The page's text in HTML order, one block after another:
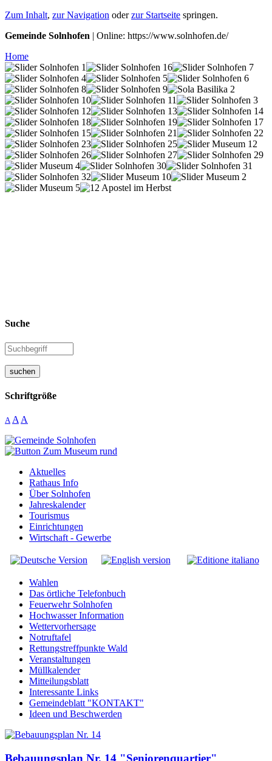
Zum Inhalt, zur Navigation oderzur Startseite springen.
Gemeinde Solnhofen | Online: https://www.solnhofen.de/
Home
Suche
suchen
Schriftgröße
A A A
Aktuelles
Rathaus Info
Über Solnhofen
Jahreskalender
Tourismus
Einrichtungen
Wirtschaft - Gewerbe
Wahlen
Das örtliche Telefonbuch
Feuerwehr Solnhofen
Hochwasser Information
Wettervorhersage
Notruftafel
Rettungstreffpunkte Wald
Veranstaltungen
Müllkalender
Mitteilungsblatt
Interessante Links
Gemeindeblatt "KONTAKT"
Ideen und Beschwerden
Bebauungsplan Nr. 14 "Seniorenquartier"